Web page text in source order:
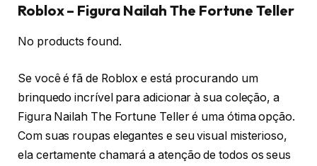
Roblox – Figura Nailah The Fortune Teller
No products found.
Se você é fã de Roblox e está procurando um
brinquedo incrível para adicionar à sua coleção, a
Figura Nailah The Fortune Teller é uma ótima opção.
Com suas roupas elegantes e seu visual misterioso,
ela certamente chamará a atenção de todos os seus